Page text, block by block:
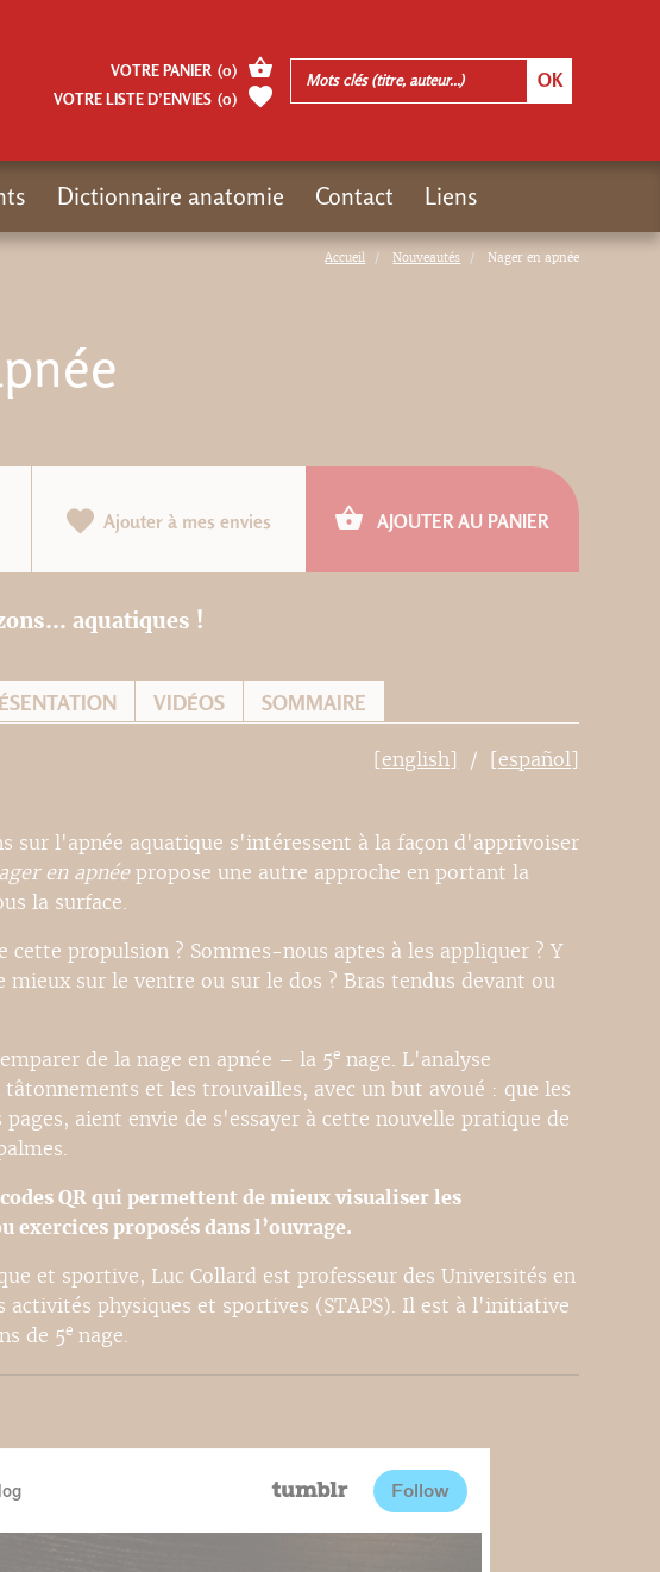
Accueil Nouveautés Nager en apnée
Ajouter à mes envies AJOUTER AU PANIER
aquatiques !
VIDÉOS SOMMAIRE
[english] [español]
sur l'apnée aquatique s'intéressent à la façon d'apprivoiser
en apnéepropose une autre approche en portant la
la surface.
cette propulsion ? Sommes-nous aptes à les appliquer ? Y
sur le ventre ou sur le dos ? Bras tendus devant ou
de la nage en apnée – la 5enage. L'analyse
et les trouvailles, avec un but avoué : que les
aient envie de s'essayer à cette nouvelle pratique de
QR qui permettent de mieux visualiser les
exercices proposés dans l’ouvrage.
et sportive, Luc Collard est professeur des Universités en
activités physiques et sportives (STAPS). Il est à l'initiative
de 5enage.
VOTRE PANIER (0)
VOTRE LISTE D’ENVIES (0)
Dictionnaire anatomie Contact Liens